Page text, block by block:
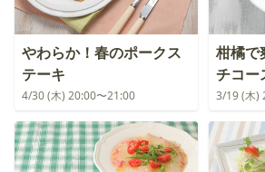
やわらか！春のポークス
テーキ
4/30 (木) 20:00〜21:00
柑橘で
チコー
3/19 (木)